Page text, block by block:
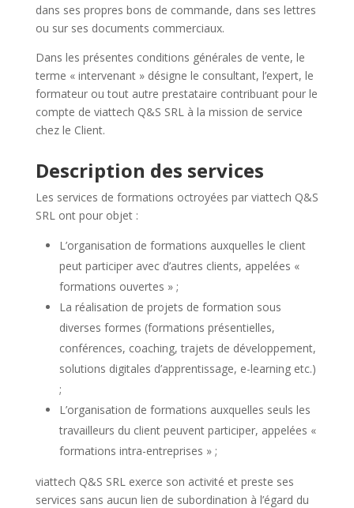
dans ses propres bons de commande, dans ses lettres
ou sur ses documents commerciaux.
Dans les présentes conditions générales de vente, le
terme « intervenant » désigne le consultant, l’expert, le
formateur ou tout autre prestataire contribuant pour le
compte de viattech Q&S SRL à la mission de service
chez le Client.
Description des services
Les services de formations octroyées par viattech Q&S
SRL ont pour objet :
L’organisation de formations auxquelles le client
peut participer avec d’autres clients, appelées «
formations ouvertes » ;
La réalisation de projets de formation sous
diverses formes (formations présentielles,
conférences, coaching, trajets de développement,
solutions digitales d’apprentissage, e-learning etc.)
;
L’organisation de formations auxquelles seuls les
travailleurs du client peuvent participer, appelées «
formations intra-entreprises » ;
viattech Q&S SRL exerce son activité et preste ses
services sans aucun lien de subordination à l’égard du